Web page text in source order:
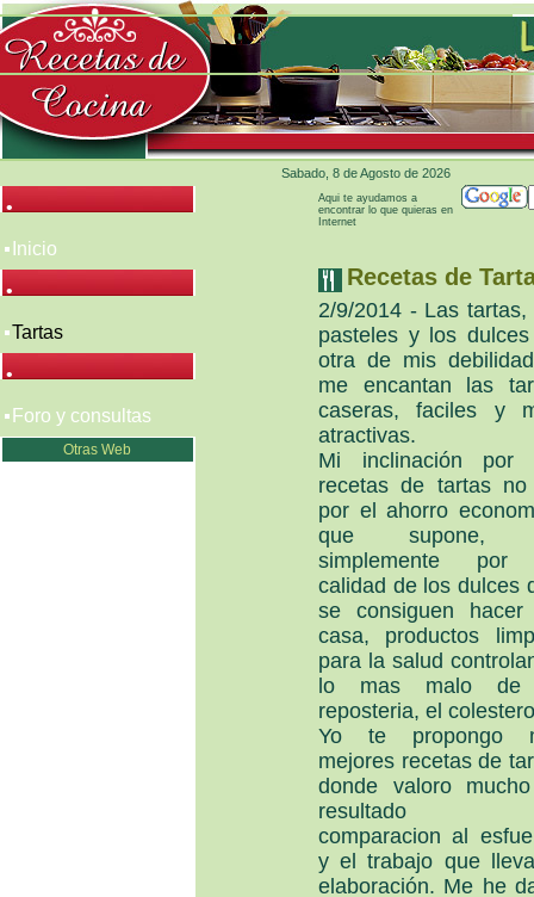
•
Inicio
•
Tartas
•
Foro y consultas
Otras Web
Sabado, 8 de Agosto de 2026
Aqui te ayudamos a
encontrar lo que quieras en
Internet
Recetas de
2/9/2014 - Las tartas,
pasteles y los
otra de mis
me encantan las
caseras, faciles y
atractivas.
Mi inclinación por
recetas de tartas
por el ahorro
que supone,
simplemente
calidad de los dulces
se consiguen hacer
casa, productos
para la salud
lo mas malo
reposteria, el
Yo te propongo
mejores recetas de
donde valoro
resultado
comparacion al
y el trabajo que
elaboración. Me he